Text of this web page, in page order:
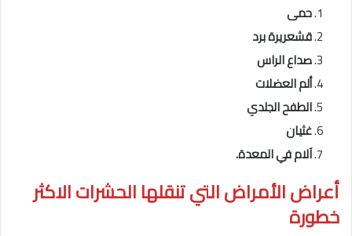
حمى
قشعريرة برد
صداع الراس
ألم العضلات
الطفح الجلدي
غثيان
آلام في المعدة.
أعراض الأمراض التي تنقلها الحشراتالاكثر
خطورة